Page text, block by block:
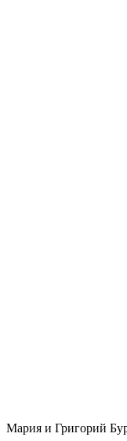
Мария и Григорий